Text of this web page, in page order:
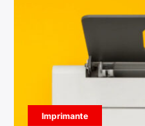
Imprimante